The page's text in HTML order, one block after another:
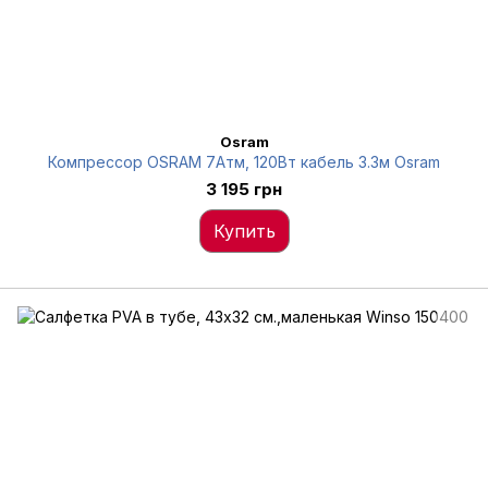
Osram
Компрессор OSRAM 7Атм, 120Вт кабель 3.3м Osram
3 195 грн
Купить